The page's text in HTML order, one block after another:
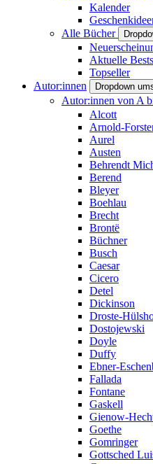
Kalender
Alle Bücher
Aktuelle
Topseller
Autor:innen
Dropdown
Autor:innen von A
Alcott
Arnold-
Aurel
Austen
Behrendt
Berend
Bleyer
Boehlau
Brecht
Brontë
Büchner
Busch
Caesar
Cicero
Detel
Dickinson
Droste-
Dostojewski
Doyle
Duffy
Ebner-
Fallada
Fontane
Gaskell
Gienow-
Goethe
Gomringer
Gottsched